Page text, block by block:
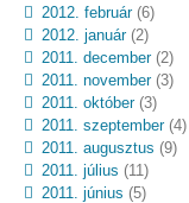
2012. február(6)
2012. január(2)
2011. december(2)
2011. november(3)
2011. október(3)
2011. szeptember(4)
2011. augusztus (9)
2011. július (11)
2011. június (5)